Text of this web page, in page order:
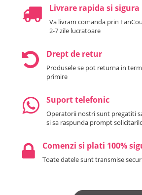
Livrare rapida si sigura
Va livram comanda prin
2-7 zile lucratoare
Drept de retur
Produsele se pot returna in
primire
Suport telefonic
Operatorii nostri sunt pregatiti
si sa raspunda prompt
Comenzi si plati 100%
Toate datele sunt transmise